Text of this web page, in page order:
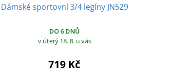
Dámské sportovní 3/4 legíny JN529
DO 6 DNŮ
v úterý 18. 8. u vás
719 Kč